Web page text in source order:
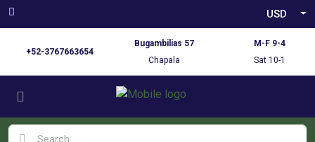
USD
+52-3767663654
Bugambilias 57
Chapala
M-F 9-4
Sat 10-1